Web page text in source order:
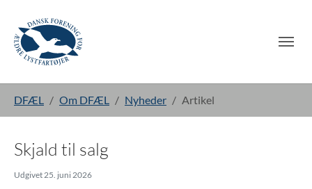
DFÆL Om DFÆL Nyheder Artikel
Skjald til salg
Udgivet 25. juni 2026